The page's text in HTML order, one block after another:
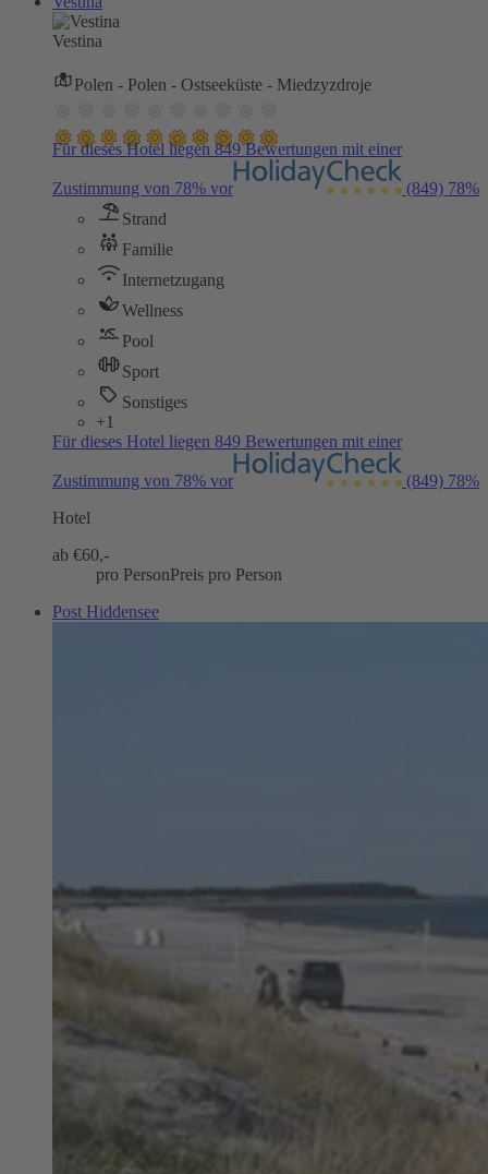
Vestina
Polen - Polen - Ostseeküste - Miedzyzdroje
Für dieses Hotel liegen 849 Bewertungen mit einer
Zustimmung von 78% vor (849) 78%
Strand
Familie
Internetzugang
Wellness
Pool
Sport
Sonstiges
+1
Für dieses Hotel liegen 849 Bewertungen mit einer
Zustimmung von 78% vor (849) 78%
Hotel
ab €60,-
pro PersonPreis pro Person
Post Hiddensee